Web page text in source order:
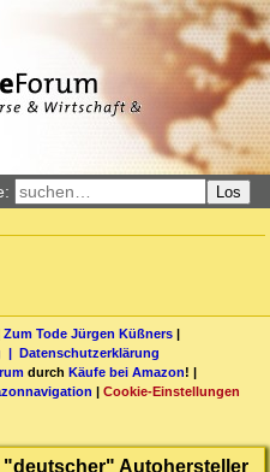
Los
Zum Tode Jürgen Küßners |
| Datenschutzerklärung
durch Käufe bei Amazon! |
| Cookie-Einstellungen
Autohersteller